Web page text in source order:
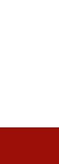
4-2